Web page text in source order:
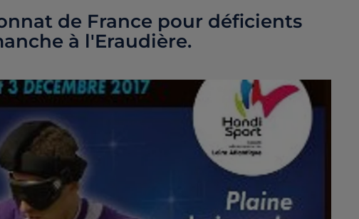
de France pour déficients
à l'Eraudière.